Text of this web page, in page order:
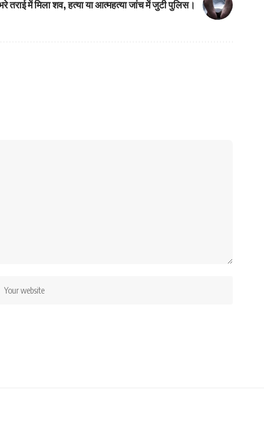
तराई में मिला शव, हत्या या आत्महत्या जांच में जुटी पुलिस।